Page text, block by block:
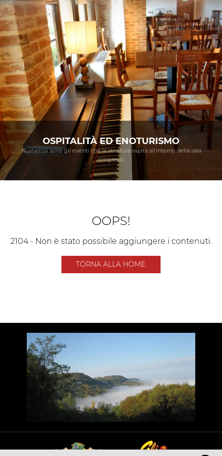
OSPITALITÀ ED ENOTURISMO
Numerosi sono gli eventi che la struttura ospita all'interno della sala
congressi.
OOPS!
2104 - Non è stato possibile aggiungere i contenuti.
TORNA ALLA HOME.